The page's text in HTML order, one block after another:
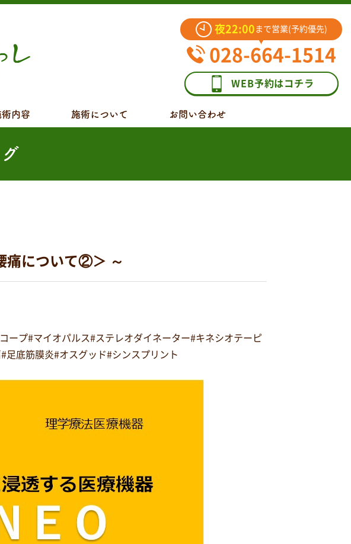
夜22:00 まで営業(予約優先)
028-664-1514
WEB予約はコチラ
術内容 施術について お問い合わせ
について②＞ ～
ープ#マイオパルス#ステレオダイネーター#キネシオテーピ
足底筋膜炎#オスグッド#シンスプリント